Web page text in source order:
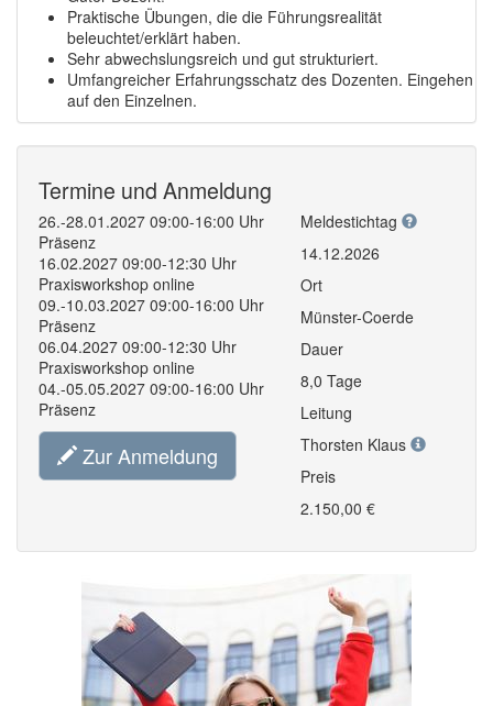
Praktische Übungen, die die Führungsrealität
beleuchtet/erklärt haben.
Sehr abwechslungsreich und gut strukturiert.
Umfangreicher Erfahrungsschatz des Dozenten. Eingehen
auf den Einzelnen.
Termine und Anmeldung
26.-28.01.2027 09:00-16:00 Uhr
Präsenz
16.02.2027 09:00-12:30 Uhr
Praxisworkshop online
09.-10.03.2027 09:00-16:00 Uhr
Präsenz
06.04.2027 09:00-12:30 Uhr
Praxisworkshop online
04.-05.05.2027 09:00-16:00 Uhr
Präsenz
Zur Anmeldung
Meldestichtag
14.12.2026
Ort
Münster-Coerde
Dauer
8,0 Tage
Leitung
Thorsten Klaus
Preis
2.150,00 €